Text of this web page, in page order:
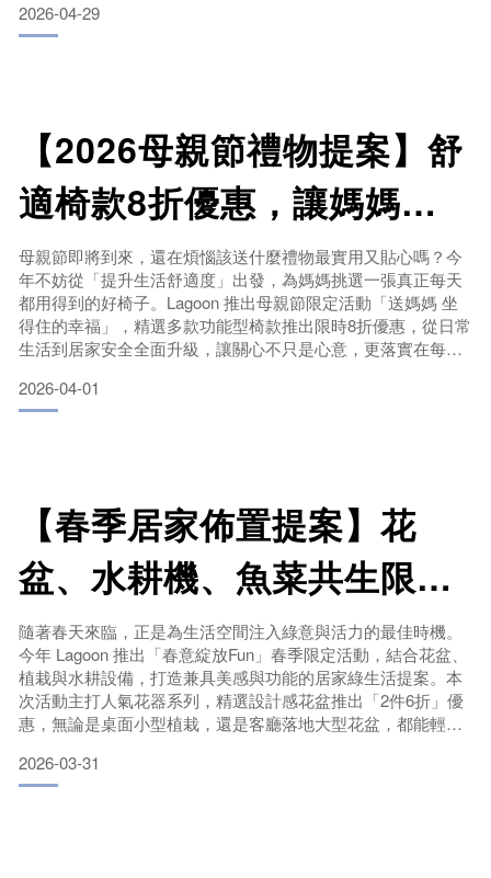
坐依然舒適滑動椅：坐著也能運動，溫和訓練肌肉，提升肌力
這些產品不僅重視安全性，更兼顧外觀設計，讓「輔具」成為
2026-04-29
【2026母親節禮物提案】舒
適椅款8折優惠，讓媽媽坐
得更幸福
母親節即將到來，還在煩惱該送什麼禮物最實用又貼心嗎？今
年不妨從「提升生活舒適度」出發，為媽媽挑選一張真正每天
都用得到的好椅子。Lagoon 推出母親節限定活動「送媽媽 坐
得住的幸福」，精選多款功能型椅款推出限時8折優惠，從日常
生活到居家安全全面升級，讓關心不只是心意，更落實在每一
具備防滑設計與穩固支撐，讓長輩在浴室使用更安心，降低跌
倒風險，是居家安全的重要輔助。✔ 樂無齡椅
2026-04-01
【春季居家佈置提案】花
盆、水耕機、魚菜共生限時
優惠
隨著春天來臨，正是為生活空間注入綠意與活力的最佳時機。
今年 Lagoon 推出「春意綻放Fun」春季限定活動，結合花盆、
植栽與水耕設備，打造兼具美感與功能的居家綠生活提案。本
次活動主打人氣花器系列，精選設計感花盆推出「2件6折」優
惠，無論是桌面小型植栽，還是客廳落地大型花盆，都能輕鬆
物，更是空間中的設計亮點。
2026-03-31